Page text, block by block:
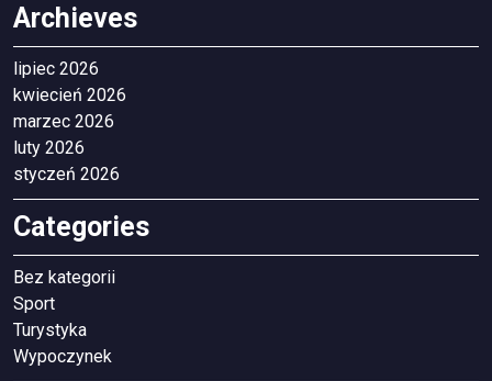
Archieves
lipiec 2026
kwiecień 2026
marzec 2026
luty 2026
styczeń 2026
Categories
Bez kategorii
Sport
Turystyka
Wypoczynek